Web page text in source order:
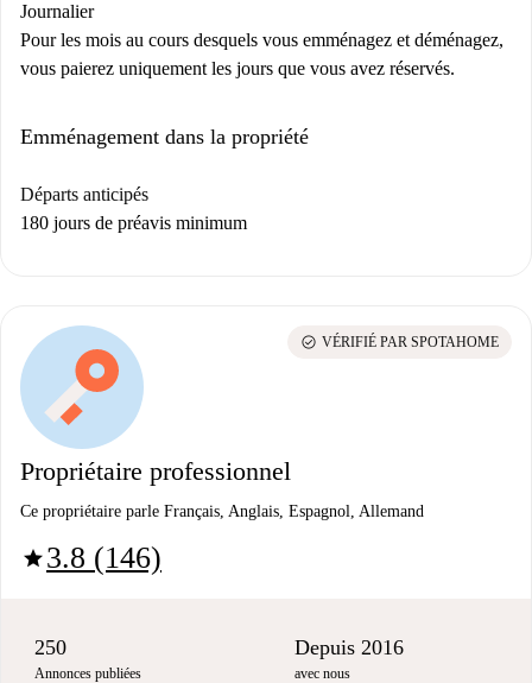
Journalier
Pour les mois au cours desquels vous emménagez et déménagez,
vous paierez uniquement les jours que vous avez réservés.
Emménagement dans la propriété
Départs anticipés
180 jours de préavis minimum
Propriétaire professionnel
Ce propriétaire parle Français, Anglais, Espagnol, Allemand
star3.8 (146)
check_circle VÉRIFIÉ PAR SPOTAHOME
250
Annonces publiées
Depuis 2016
avec nous